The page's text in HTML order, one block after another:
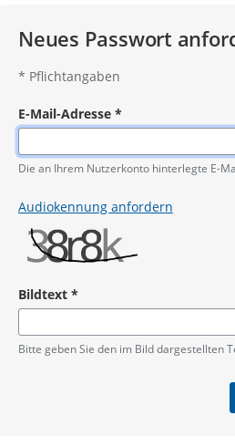
Neues Passwort
* Pflichtangaben
E-Mail-Adresse *
Pflichtangabe
Die an Ihrem Nutzerkonto hinterlegte E-
Audiokennung anfordern
Bildtext *
Pflichtangabe
Bitte geben Sie den im Bild dargestellten